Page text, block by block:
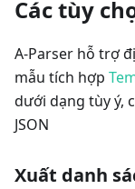
Các tùy
A-Parser hỗ trợ
mẫu tích hợp
dưới dạng tùy ý,
JSON
Xuất danh